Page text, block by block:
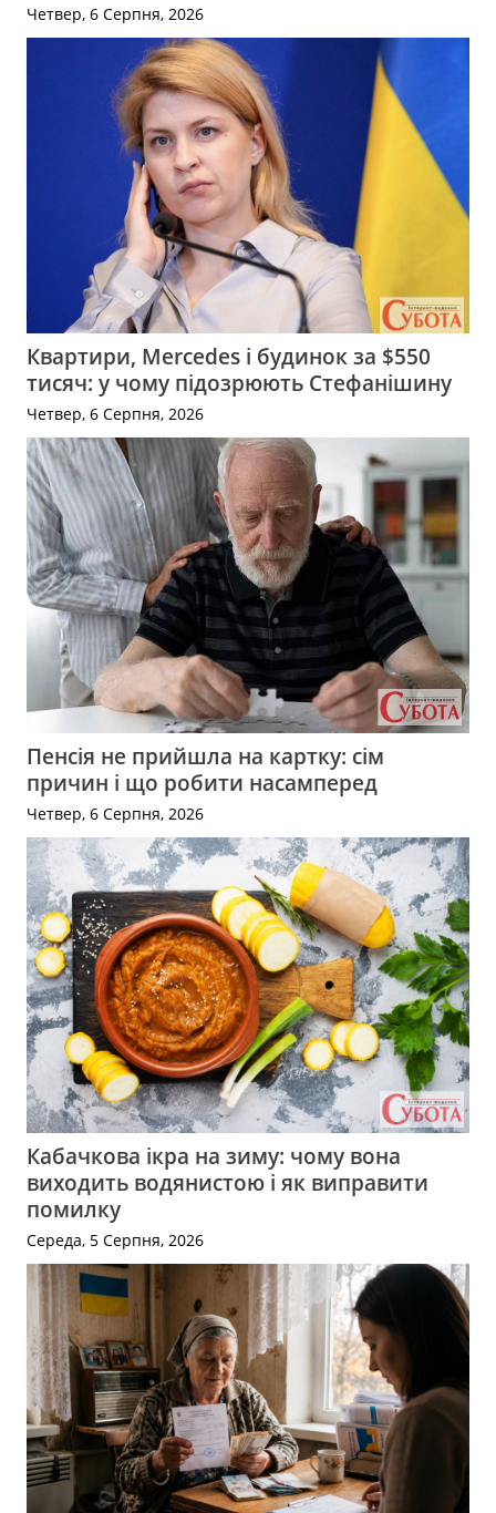
Четвер, 6 Серпня, 2026
Квартири, Mercedes і будинок за $550
тисяч: у чому підозрюють Стефанішину
Четвер, 6 Серпня, 2026
Пенсія не прийшла на картку: сім
причин і що робити насамперед
Четвер, 6 Серпня, 2026
Кабачкова ікра на зиму: чому вона
виходить водянистою і як виправити
помилку
Середа, 5 Серпня, 2026